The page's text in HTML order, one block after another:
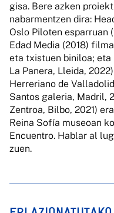
gisa. Bere azken
nabarmentzen dira:
Oslo Piloten esparruan
Edad Media (2018)
eta txistuen biniloa; eta
La Panera, Lleida,
Herreriano de
Santos galeria, Madril,
Zentroa, Bilbo, 2021)
Reina Sofía museoan
Encuentro. Hablar al
zuen.